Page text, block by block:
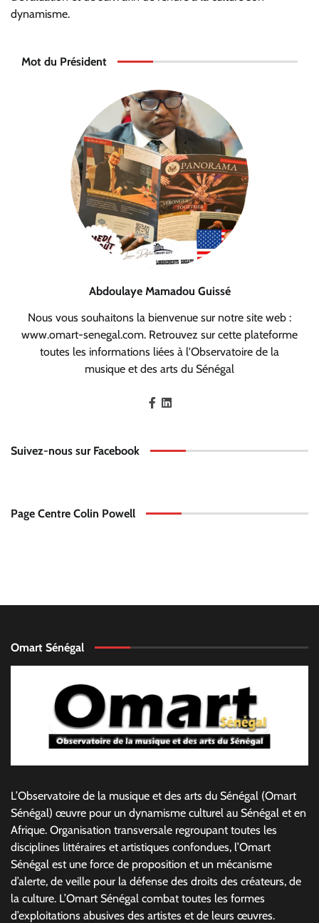
dynamisme.
Mot du Président
Abdoulaye Mamadou Guissé
Nous vous souhaitons la bienvenue sur notre site web :
www.omart-senegal.com. Retrouvez sur cette plateforme
toutes les informations liées à l'Observatoire de la
musique et des arts du Sénégal
Suivez-nous sur Facebook
Page Centre Colin Powell
Omart Sénégal
L’Observatoire de la musique et des arts du Sénégal (Omart
Sénégal) œuvre pour un dynamisme culturel au Sénégal et en
Afrique. Organisation transversale regroupant toutes les
disciplines littéraires et artistiques confondues, l’Omart
Sénégal est une force de proposition et un mécanisme
d’alerte, de veille pour la défense des droits des créateurs, de
la culture. L’Omart Sénégal combat toutes les formes
d’exploitations abusives des artistes et de leurs œuvres.